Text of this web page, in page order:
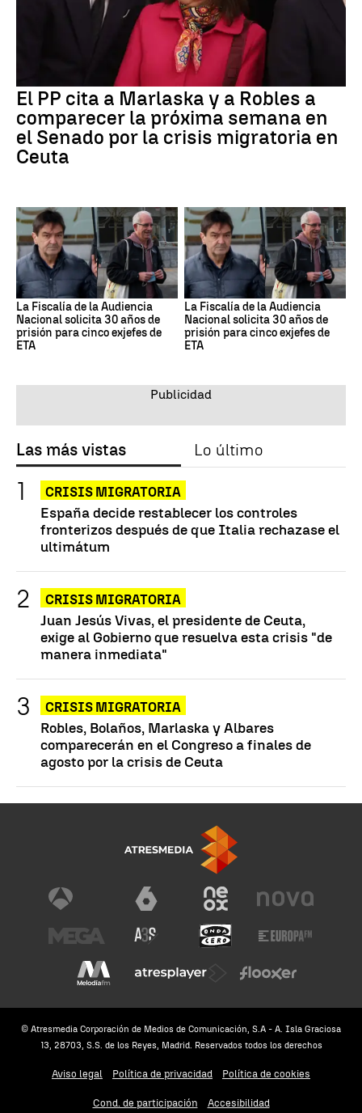
El PP cita a Marlaska y a Robles a
comparecer la próxima semana en
el Senado por la crisis migratoria en
Ceuta
La Fiscalía de la Audiencia
Nacional solicita 30 años de
prisión para cinco exjefes de
ETA
La Fiscalía de la Audiencia
Nacional solicita 30 años de
prisión para cinco exjefes de
ETA
Las más vistas Lo último
CRISIS MIGRATORIA
España decide restablecer los controles
fronterizos después de que Italia rechazase el
ultimátum
CRISIS MIGRATORIA
Juan Jesús Vivas, el presidente de Ceuta,
exige al Gobierno que resuelva esta crisis "de
manera inmediata"
CRISIS MIGRATORIA
Robles, Bolaños, Marlaska y Albares
comparecerán en el Congreso a finales de
agosto por la crisis de Ceuta
© Atresmedia Corporación de Medios de Comunicación, S.A - A. Isla Graciosa
13, 28703, S.S. de los Reyes, Madrid. Reservados todos los derechos
Aviso legal Política de privacidad Política de cookies
Cond. de participación Accesibilidad